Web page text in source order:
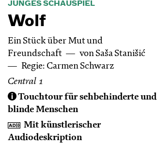
JUNGES SCHAUSPIEL
Wolf
Ein Stück über Mut und
Freundschaft
von Saša Stanišić
Regie: Carmen Schwarz
Central 1
Touchtour für sehbehinderte und
blinde Menschen
Mit künstlerischer
Audiodeskription